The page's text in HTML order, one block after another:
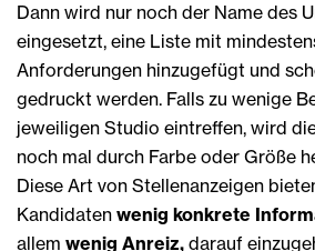
Dann wird nur noch der Name des
eingesetzt, eine Liste mit
Anforderungen hinzugefügt und
gedruckt werden. Falls zu wenige
jeweiligen Studio eintreffen, wird
noch mal durch Farbe oder Größe
Diese Art von Stellenanzeigen
Kandidaten wenig konkrete
allem wenig Anreiz, darauf